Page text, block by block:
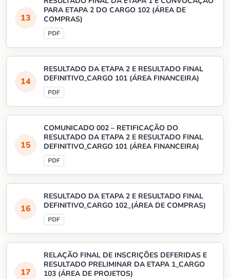
PARA ETAPA 2 DO CARGO 102 (ÁREA DE
COMPRAS)
RESULTADO DA ETAPA 2 E RESULTADO FINAL
DEFINITIVO_CARGO 101 (ÁREA FINANCEIRA)
COMUNICADO 002 – RETIFICAÇÃO DO
RESULTADO DA ETAPA 2 E RESULTADO FINAL
DEFINITIVO_CARGO 101 (ÁREA FINANCEIRA)
RESULTADO DA ETAPA 2 E RESULTADO FINAL
DEFINITIVO_CARGO 102_(ÁREA DE COMPRAS)
RELAÇÃO FINAL DE INSCRIÇÕES DEFERIDAS E
RESULTADO PRELIMINAR DA ETAPA 1_CARGO
103 (ÁREA DE PROJETOS)